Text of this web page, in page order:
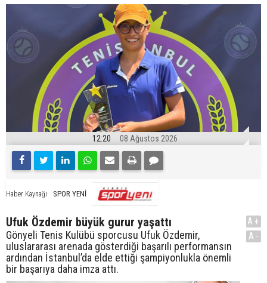
12:20 08 Ağustos 2026
Haber Kaynağı SPOR YENİ
Ufuk Özdemir büyük gurur yaşattı
Gönyeli Tenis Kulübü sporcusu Ufuk Özdemir,
uluslararası arenada gösterdiği başarılı performansın
ardından İstanbul’da elde ettiği şampiyonlukla önemli
bir başarıya daha imza attı.
A+
A-